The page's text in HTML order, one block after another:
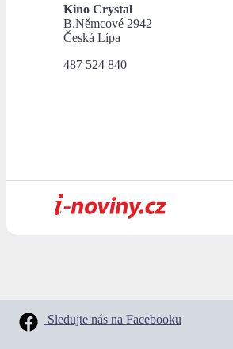
Kino Crystal
B.Němcové 2942
Česká Lípa
487 524 840
Sledujte nás na Facebooku